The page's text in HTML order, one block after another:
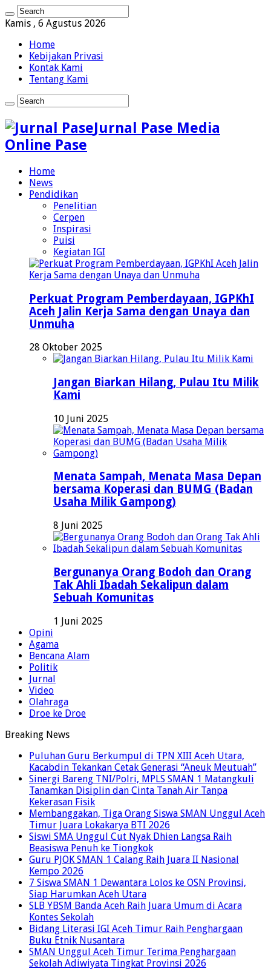
Kamis , 6 Agustus 2026
Home
Kebijakan Privasi
Kontak Kami
Tentang Kami
Jurnal Pase Media
Online Pase
Home
News
Pendidikan
Penelitian
Cerpen
Inspirasi
Puisi
Kegiatan IGI
Perkuat Program Pemberdayaan, IGPKhI
Aceh Jalin Kerja Sama dengan Unaya dan
Unmuha
28 Oktober 2025
Jangan Biarkan Hilang, Pulau Itu Milik
Kami
10 Juni 2025
Menata Sampah, Menata Masa Depan
bersama Koperasi dan BUMG (Badan
Usaha Milik Gampong)
8 Juni 2025
Bergunanya Orang Bodoh dan Orang
Tak Ahli Ibadah Sekalipun dalam
Sebuah Komunitas
1 Juni 2025
Opini
Agama
Bencana Alam
Politik
Jurnal
Video
Olahraga
Droe ke Droe
Breaking News
Puluhan Guru Berkumpul di TPN XIII Aceh Utara,
Kacabdin Tekankan Cetak Generasi “Aneuk Meutuah”
Sinergi Bareng TNI/Polri, MPLS SMAN 1 Matangkuli
Tanamkan Disiplin dan Cinta Tanah Air Tanpa
Kekerasan Fisik
Membanggakan, Tiga Orang Siswa SMAN Unggul Aceh
Timur Juara Lokakarya BTI 2026
Siswi SMA Unggul Cut Nyak Dhien Langsa Raih
Beasiswa Penuh ke Tiongkok
Guru PJOK SMAN 1 Calang Raih Juara II Nasional
Kempo 2026
7 Siswa SMAN 1 Dewantara Lolos ke OSN Provinsi,
Siap Harumkan Aceh Utara
SLB YBSM Banda Aceh Raih Juara Umum di Acara
Kontes Sekolah
Bidang Literasi IGI Aceh Timur Raih Penghargaan
Buku Etnik Nusantara
SMAN Unggul Aceh Timur Terima Penghargaan
Sekolah Adiwiyata Tingkat Provinsi 2026